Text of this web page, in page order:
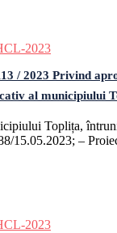
2023
/ 2023 Privind
al municipiului
Toplița,
15.05.2023; –
2023